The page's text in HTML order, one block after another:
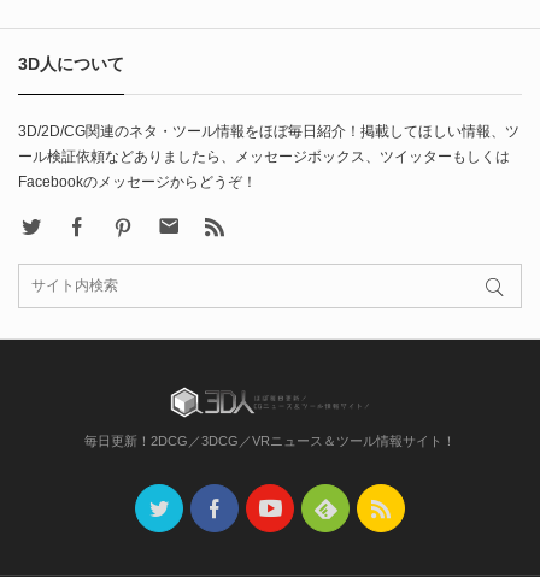
3D人について
3D/2D/CG関連のネタ・ツール情報をほぼ毎日紹介！掲載してほしい情報、ツ
ール検証依頼などありましたら、メッセージボックス、ツイッターもしくは
Facebookのメッセージからどうぞ！
FacebookPinterest Contact
毎日更新！2DCG／3DCG／VRニュース＆ツール情報サイト！